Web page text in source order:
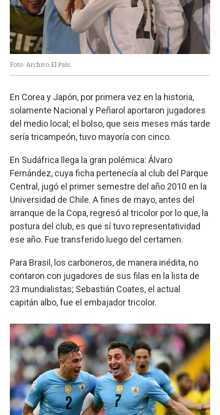
Foto: Archivo El País.
En Corea y Japón, por primera vez en la historia,
solamente Nacional y Peñarol aportaron jugadores
del medio local; el bolso, que seis meses más tarde
sería tricampeón, tuvo mayoría con cinco.
En Sudáfrica llega la gran polémica: Álvaro
Fernández, cuya ficha pertenecía al club del Parque
Central, jugó el primer semestre del año 2010 en la
Universidad de Chile. A fines de mayo, antes del
arranque de la Copa, regresó al tricolor por lo que, la
postura del club, es que sí tuvo representatividad
ese año. Fue transferido luego del certamen.
Para Brasil, los carboneros, de manera inédita, no
contaron con jugadores de sus filas en la lista de
23 mundialistas; Sebastián Coates, el actual
capitán albo, fue el embajador tricolor.